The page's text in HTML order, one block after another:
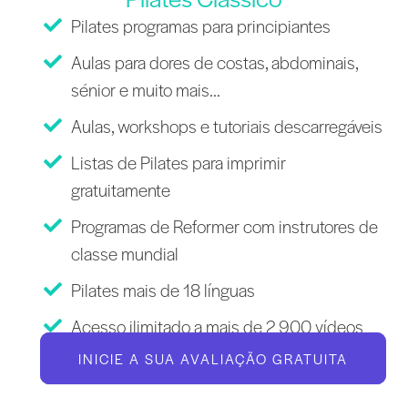
Pilates programas para principiantes
Aulas para dores de costas, abdominais,
sénior e muito mais...
Aulas, workshops e tutoriais descarregáveis
Listas de Pilates para imprimir
gratuitamente
Programas de Reformer com instrutores de
classe mundial
Pilates mais de 18 línguas
Acesso ilimitado a mais de 2 900 vídeos
INICIE A SUA AVALIAÇÃO GRATUITA